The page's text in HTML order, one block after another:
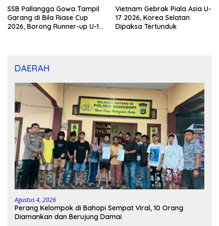
SSB Pallangga Gowa Tampil
Garang di Bila Riase Cup
2026, Borong Runner-up U-10
Vietnam Gebrak Piala Asia U-
17 2026, Korea Selatan
Dipaksa Tertunduk
DAERAH
Agustus 4, 2026
Perang Kelompok di Bahopi Sempat Viral, 10 Orang
Diamankan dan Berujung Damai